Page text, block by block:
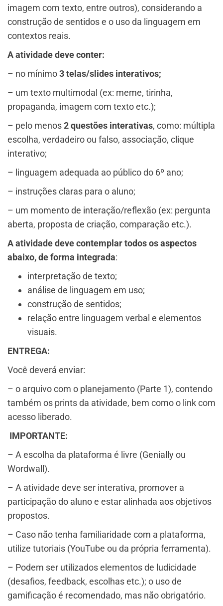
imagem com texto, entre outros), considerando a
construção de sentidos e o uso da linguagem em
contextos reais.
A atividade deve conter:
– no mínimo3 telas/slides interativos;
– um texto multimodal (ex: meme, tirinha,
propaganda, imagem com texto etc.);
– pelo menos2 questões interativas, como: múltipla
escolha, verdadeiro ou falso, associação, clique
interativo;
– linguagem adequada ao público do 6º ano;
– instruções claras para o aluno;
– um momento de interação/reflexão (ex: pergunta
aberta, proposta de criação, comparação etc.).
A atividade deve contemplar todos os aspectos
abaixo, de forma integrada:​
interpretação de texto;
análise de linguagem em uso;
construção de sentidos;
relação entre linguagem verbal e elementos
visuais.
ENTREGA:
Você deverá enviar:
– o arquivo com o planejamento (Parte 1), contendo
também os prints da atividade, bem como o link com
acesso liberado.
IMPORTANTE:
– A escolha da plataforma é livre (Genially ou
Wordwall).
– A atividade deve ser interativa, promover a
participação do aluno e estar alinhada aos objetivos
propostos.
– Caso não tenha familiaridade com a plataforma,
utilize tutoriais (YouTube ou da própria ferramenta).
– Podem ser utilizados elementos de ludicidade
(desafios, feedback, escolhas etc.); o uso de
gamificação é recomendado, mas não obrigatório.